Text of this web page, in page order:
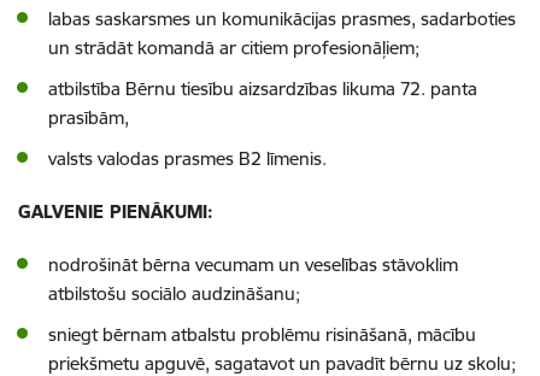
labas saskarsmes un komunikācijas prasmes, sadarboties
un strādāt komandā ar citiem profesionāļiem;
atbilstība Bērnu tiesību aizsardzības likuma 72. panta
prasībām,
valsts valodas prasmes B2 līmenis.
GALVENIE PIENĀKUMI:
nodrošināt bērna vecumam un veselības stāvoklim
atbilstošu sociālo audzināšanu;
sniegt bērnam atbalstu problēmu risināšanā, mācību
priekšmetu apguvē, sagatavot un pavadīt bērnu uz skolu;